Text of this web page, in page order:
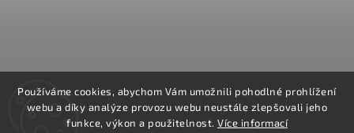
Používáme cookies, abychom Vám umožnili pohodlné prohlížení
webu a díky analýze provozu webu neustále zlepšovali jeho
funkce, výkon a použitelnost. Více informací